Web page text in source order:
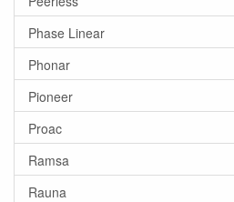
Phase Linear
Phonar
Pioneer
Proac
Ramsa
Rauna